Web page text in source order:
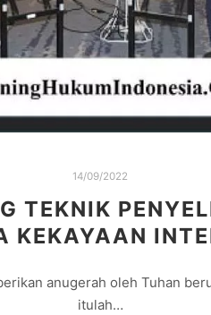
14/09/2022
TEKNIK
KEKAYAAN
anugerah oleh Tuhan
itulah…